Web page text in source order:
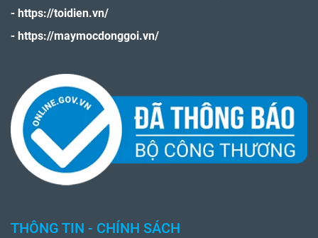
- https://toidien.vn/
- https://maymocdonggoi.vn/
THÔNG TIN - CHÍNH SÁCH